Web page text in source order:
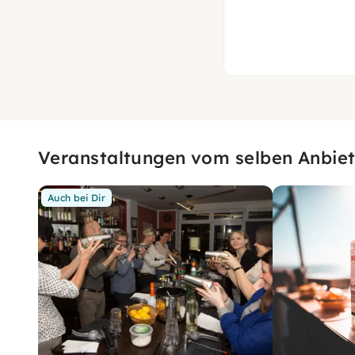
Veranstaltungen vom selben
Auch bei Dir